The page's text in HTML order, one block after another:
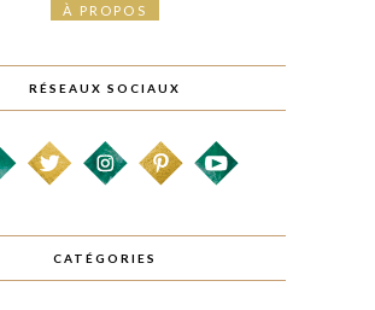
À PROPOS
RÉSEAUX SOCIAUX
CATÉGORIES